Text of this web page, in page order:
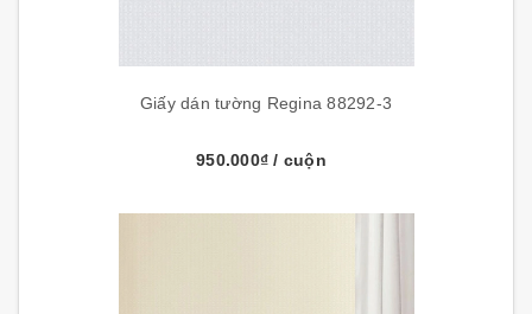
Giấy dán tường Regina 88292-3
950.000₫/ cuộn